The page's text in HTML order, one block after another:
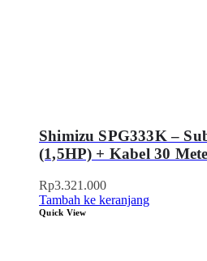
Shimizu SPG333K –
(1,5HP) + Kabel 30
Rp3.321.000
Tambah ke keranjang
Quick View